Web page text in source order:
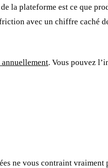
la plateforme est ce que
avec un chiffre caché
. Vous pouvez
ne vous contraint